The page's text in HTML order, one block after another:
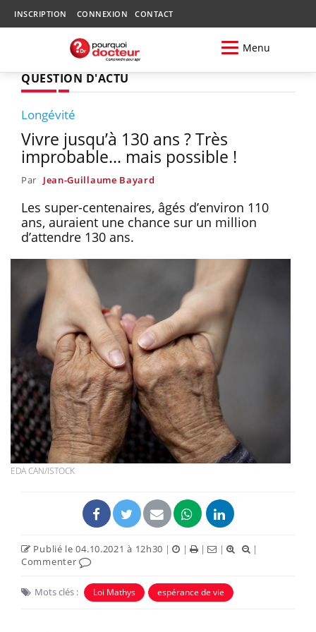
INSCRIPTION CONNEXION CONTACT
Menu
QUESTION D'ACTU
Longévité
Vivre jusqu’à 130 ans ? Très
improbable... mais possible !
Par Jean-Guillaume Bayard
Les super-centenaires, âgés d’environ 110
ans, auraient une chance sur un million
d’attendre 130 ans.
EDA CAN/ISTOCK
Publié le 04.10.2021 à 12h30 | | | |
|
Commenter
Mots clés : Loi Mathys espérance de vie